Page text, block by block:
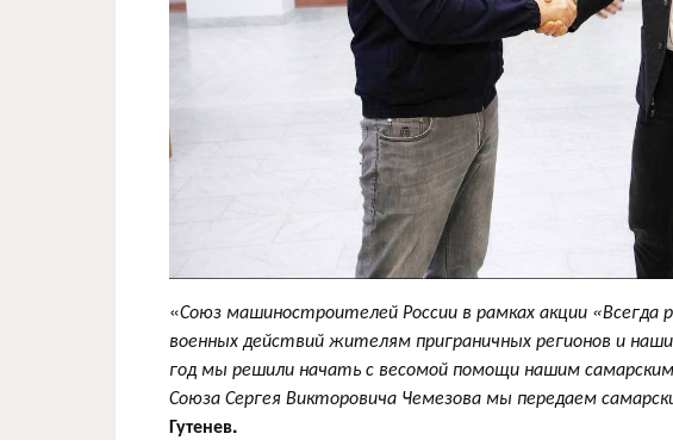
«Союз машиностроителей России в рамках акции
военных действий жителям приграничных регионов и
год мы решили начать с весомой помощи нашим
Союза Сергея Викторовича Чемезова мы передаем
Гутенев.